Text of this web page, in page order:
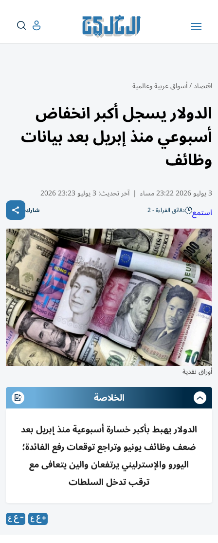
اقتصاد/أسواق عربية وعالمية
الدولار يسجل أكبر انخفاض
أسبوعي منذ إبريل بعد بيانات
وظائف
3 يوليو 2026 23:22 مساء | آخر تحديث: 3 يوليو 23:23 2026
استمع دقائق القراءة - 2 شارك
أوراق نقدية
الخلاصة
الدولار يهبط بأكبر خسارة أسبوعية منذ إبريل بعد
ضعف وظائف يونيو وتراجع توقعات رفع الفائدة؛
اليورو والإسترليني يرتفعان والين يتعافى مع
ترقب تدخل السلطات